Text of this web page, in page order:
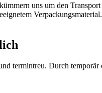
uns um den
termintreu. Durch